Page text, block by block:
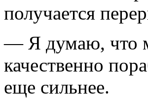
получается
— Я думаю, что
качественно
еще сильнее.